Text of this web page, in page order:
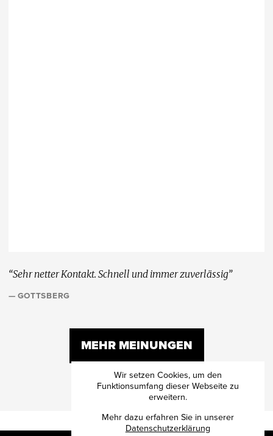
“Sehr netter Kontakt. Schnell und immer zuverlässig”
— GOTTSBERG
MEHR MEINUNGEN
Wir setzen Cookies, um den
Funktionsumfang dieser Webseite zu
erweitern.
Mehr dazu erfahren Sie in unserer
Datenschutzerklärung